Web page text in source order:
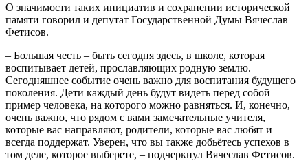
О значимости таких инициатив и сохранении исторической
памяти говорил и депутат Государственной Думы Вячеслав
Фетисов.
– Большая честь – быть сегодня здесь, в школе, которая
воспитывает детей, прославляющих родную землю.
Сегодняшнее событие очень важно для воспитания будущего
поколения. Дети каждый день будут видеть перед собой
пример человека, на которого можно равняться. И, конечно,
очень важно, что рядом с вами замечательные учителя,
которые вас направляют, родители, которые вас любят и
всегда поддержат. Уверен, что вы также добьётесь успехов в
том деле, которое выберете, – подчеркнул Вячеслав Фетисов.